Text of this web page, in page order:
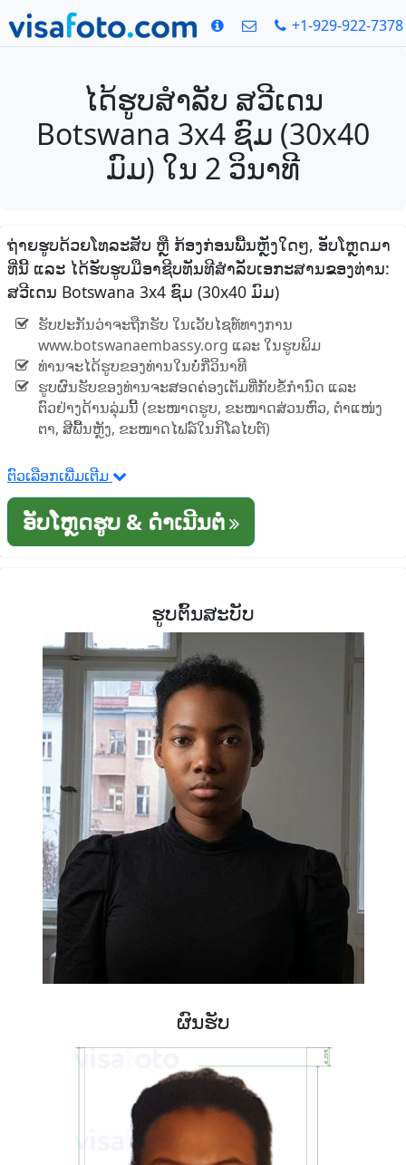
+1-929-922-7378
ໄດ້ຮູບສໍາລັບ ສວີເດນ
Botswana 3x4 ຊົມ (30x40
ມົມ) ໃນ 2 ວິນາທີ
ຖ່າຍຮູບດ້ວຍໂທລະສັບ ຫຼື ກ້ອງກ່ອນພື້ນຫຼັງໃດໆ, ອັບໂຫຼດມາ
ທີ່ນີ້ ແລະ ໄດ້ຮັບຮູບມືອາຊີບທັນທີສໍາລັບເອກະສານຂອງທ່ານ:
ສວີເດນ Botswana 3x4 ຊົມ (30x40 ມົມ)
ຮັບປະກັນວ່າຈະຖືກຮັບ ໃນເວັບໄຊທ໌ທາງການ
www.botswanaembassy.org ແລະ ໃນຮູບພິມ
ທ່ານຈະໄດ້ຮູບຂອງທ່ານໃນບໍ່ກີ່ວິນາທີ
ຮູບຜົນຮັບຂອງທ່ານຈະສອດຄ່ອງເຕັມທີ່ກັບຂໍ້ກໍານົດ ແລະ
ຕົວຢ່າງດ້ານລຸ່ມນີ້ (ຂະໜາດຮູບ, ຂະໜາດສ່ວນຫົວ, ຕໍາແໜ່ງ
ຕາ, ສີພື້ນຫຼັງ, ຂະໜາດໄຟລ໌ໃນກິໂລໄບຕ໌)
ຕົວເລືອກເພີ່ມເຕີມ
ອັບໂຫຼດຮູບ & ດໍາເນີນຕໍ່
ຮູບຕົ້ນສະບັບ
ຜົນຮັບ